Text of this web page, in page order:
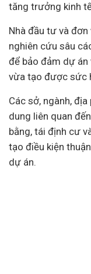
tăng trưởng kinh
Nhà đầu tư và
nghiên cứu sâu
để bảo đảm dự
vừa tạo được sức
Các sở, ngành,
dung liên quan
bằng, tái định cư
tạo điều kiện
dự án.